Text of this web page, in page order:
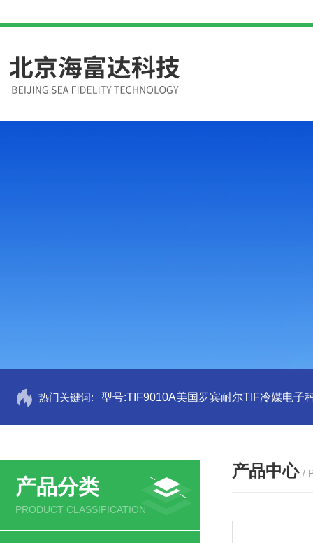
热门关键词: 型号:TIF9010A美国罗宾耐尔TIF冷媒电子
产品分类
PRODUCT CLASSIFICATION
产品中心 /